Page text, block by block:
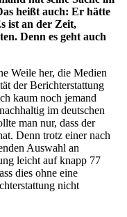
heißt auch: Er hätte
ist an der Zeit,
Denn es geht auch
Weile her, die Medien
der Berichterstattung
kaum noch jemand
im deutschen
man nur, dass der
Denn trotz einer nach
Auswahl an
leicht auf knapp 77
dies ohne eine
nicht